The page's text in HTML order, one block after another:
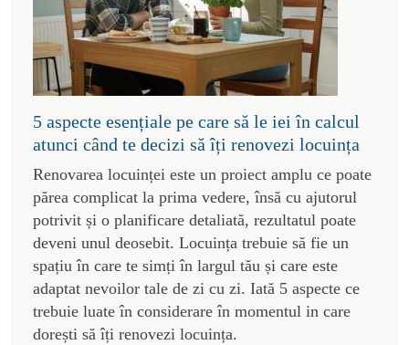
5 aspecte esențiale pe care să le iei în calcul
atunci când te decizi să îți renovezi locuința
Renovarea locuinței este un proiect amplu ce poate
părea complicat la prima vedere, însă cu ajutorul
potrivit și o planificare detaliată, rezultatul poate
deveni unul deosebit. Locuința trebuie să fie un
spațiu în care te simți în largul tău și care este
adaptat nevoilor tale de zi cu zi. Iată 5 aspecte ce
trebuie luate în considerare în momentul in care
dorești să îți renovezi locuința.